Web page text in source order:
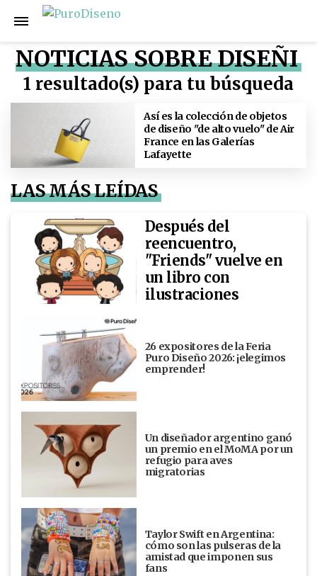
NOTICIAS SOBRE DISEÑI
1 resultado(s) para tu búsqueda
Así es la colección de objetos
de diseño "de alto vuelo" de Air
France en las Galerías
Lafayette
LAS MÁS LEÍDAS
Después del
reencuentro,
"Friends" vuelve en
un libro con
ilustraciones
26 expositores de la Feria
Puro Diseño 2026: ¡elegimos
emprender!
Un diseñador argentino ganó
un premio en el MoMA por un
refugio para aves
migratorias
Taylor Swift en Argentina:
cómo son las pulseras de la
amistad que imponen sus
fans